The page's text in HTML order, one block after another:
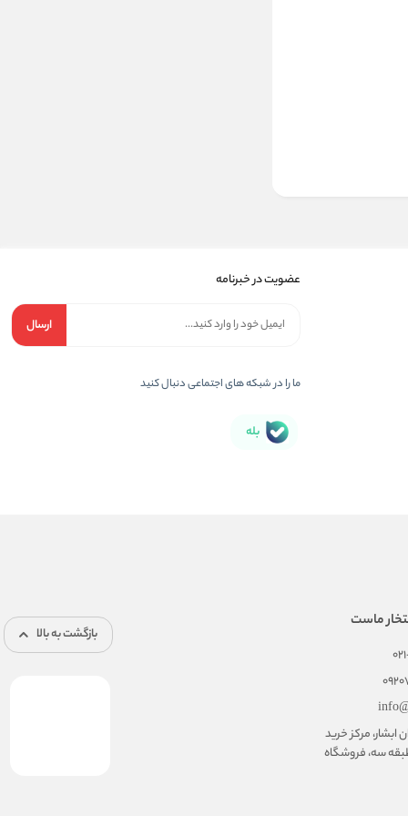
عضویت در خبرنامه
ارسال
ما را در شبکه های اجتماعی دنبال کنید
بله
ماست
مرکز خرید
سه، فروشگاه
بازگشت به بالا